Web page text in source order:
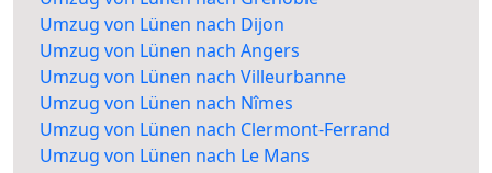
Umzug von Lünen nach Dijon
Umzug von Lünen nach Angers
Umzug von Lünen nach Villeurbanne
Umzug von Lünen nach Nîmes
Umzug von Lünen nach Clermont-Ferrand
Umzug von Lünen nach Le Mans